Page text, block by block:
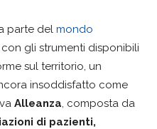
parte del mondo
gli strumenti disponibili
sul territorio, un
insoddisfatto come
Alleanza, composta da
di pazienti,